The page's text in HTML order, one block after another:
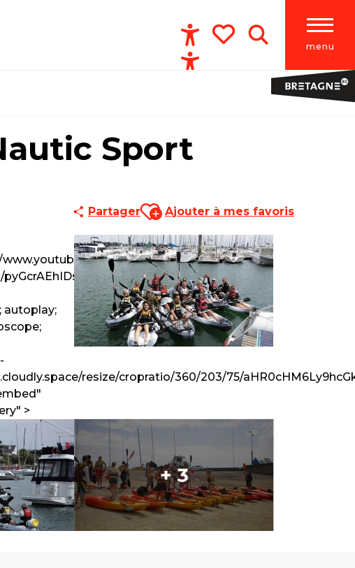
menu
Accessibilité
Sport
PartagerAjouter aux favoris
Ajouter à mes favoris
autoplay;
resize/cropratio/360/203/75/
>
+ 3